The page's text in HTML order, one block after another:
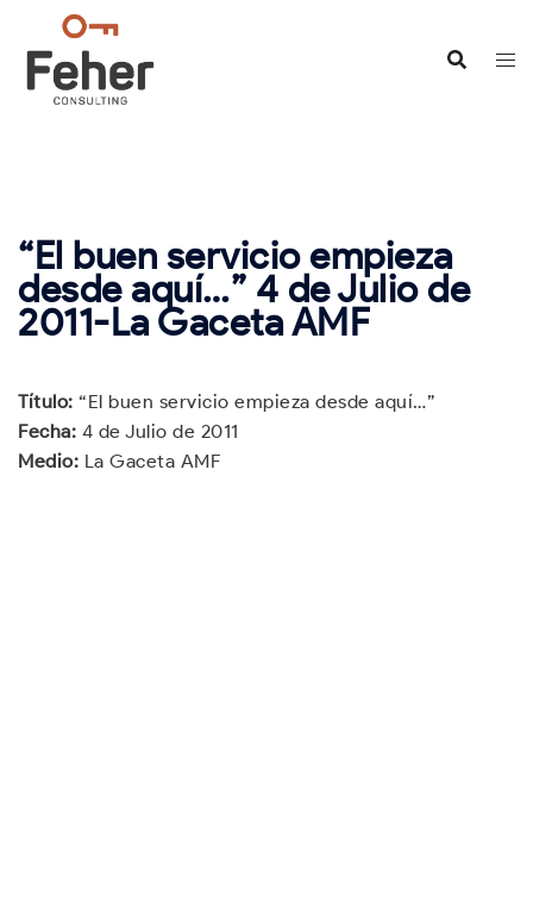
contenido
“El buen servicio empieza
desde aquí…” 4 de Julio de
2011-La Gaceta AMF
Título: “El buen servicio empieza desde aquí…”
Fecha: 4 de Julio de 2011
Medio: La Gaceta AMF